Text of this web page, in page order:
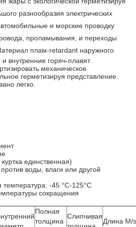
разнообразия электрических
и морские проводку
проламывания, и переходы
плам-retardant наружного
внутренние горяч-плавят
механическое
герметизируя представление.
легко.
единственная)
воды, влаги или другой
температура: -45 °C-125°C
сокращения
Полная
толщина
Слипчивая
Длина M/